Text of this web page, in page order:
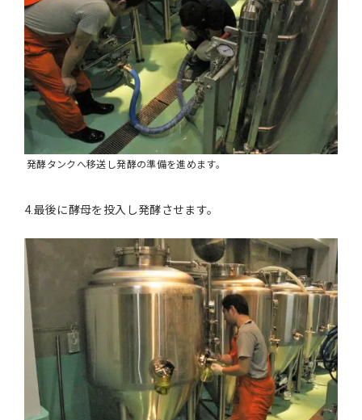
発酵タンクへ移送し発酵の準備を進めます。
4.最後に酵母を投入し発酵させます。